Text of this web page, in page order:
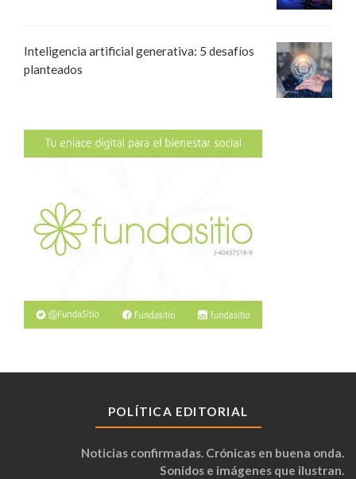
Inteligencia artificial generativa: 5 desafíos
planteados
POLÍTICA EDITORIAL
Noticias confirmadas. Crónicas en buena onda.
Sonidos e imágenes que ilustran.